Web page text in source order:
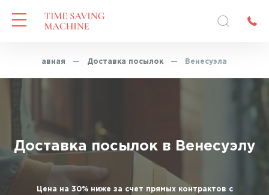
Главная — Доставка посылок — Венесуэла
Доставка посылок в Венесуэлу
Цена на 30% ниже за счет прямых контрактов с